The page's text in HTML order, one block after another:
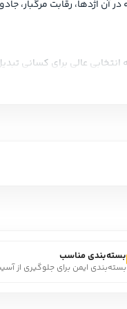
بسته‌بندی مناسب
بسته‌بندی ایمن برای جلوگیری از